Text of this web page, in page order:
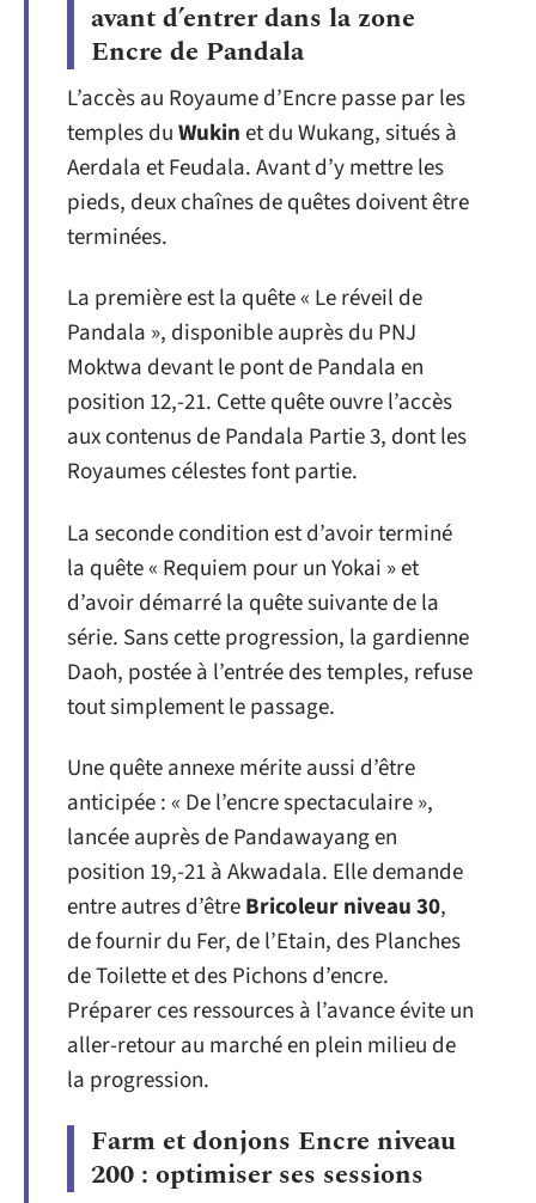
avant d’entrer dans la zone
Encre de Pandala
L’accès au Royaume d’Encre passe par les
temples duWukinet du Wukang, situés à
Aerdala et Feudala. Avant d’y mettre les
pieds, deux chaînes de quêtes doivent être
terminées.
La première est la quête « Le réveil de
Pandala », disponible auprès du PNJ
Moktwa devant le pont de Pandala en
position 12,-21. Cette quête ouvre l’accès
aux contenus de Pandala Partie 3, dont les
Royaumes célestes font partie.
La seconde condition est d’avoir terminé
la quête « Requiem pour un Yokai » et
d’avoir démarré la quête suivante de la
série. Sans cette progression, la gardienne
Daoh, postée à l’entrée des temples, refuse
tout simplement le passage.
Une quête annexe mérite aussi d’être
anticipée : « De l’encre spectaculaire »,
lancée auprès de Pandawayang en
position 19,-21 à Akwadala. Elle demande
entre autres d’êtreBricoleur niveau 30,
de fournir du Fer, de l’Etain, des Planches
de Toilette et des Pichons d’encre.
Préparer ces ressources à l’avance évite un
aller-retour au marché en plein milieu de
la progression.
Farm et donjons Encre niveau
200 : optimiser ses sessions